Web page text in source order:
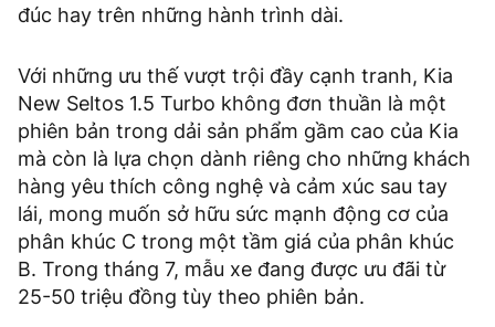
đúc hay trên những hành trình dài.
Với những ưu thế vượt trội đầy cạnh tranh, Kia
New Seltos 1.5 Turbo không đơn thuần là một
phiên bản trong dải sản phẩm gầm cao của Kia
mà còn là lựa chọn dành riêng cho những khách
hàng yêu thích công nghệ và cảm xúc sau tay
lái, mong muốn sở hữu sức mạnh động cơ của
phân khúc C trong một tầm giá của phân khúc
B. Trong tháng 7, mẫu xe đang được ưu đãi từ
25-50 triệu đồng tùy theo phiên bản.